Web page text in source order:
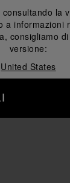
la
a informazioni
consigliamo
versione:
United States